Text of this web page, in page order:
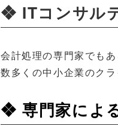
❖ ITコンサル
会計処理の専門家でも
数多くの中小企業のク
❖専門家によ